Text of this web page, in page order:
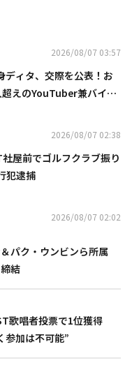
2026/08/07 03:57
ディタ、交際を公表！お
えのYouTuber兼バイオ
2026/08/07 02:38
屋前でゴルフクラブ振り
犯逮捕
2026/08/07 02:02
パク・ウンビンら所属
結
歌唱者投票で1位獲得
参加は不可能”